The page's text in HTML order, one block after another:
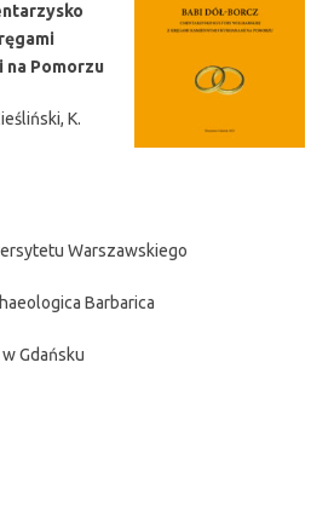
na Pomorzu
K.
Warszawskiego
Barbarica
Gdańsku